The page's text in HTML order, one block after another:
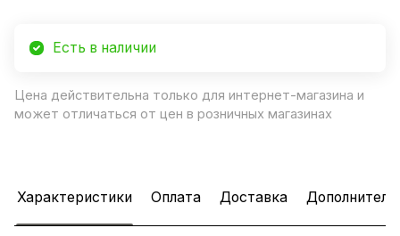
Есть в наличии
Цена действительна только для интернет-магазина и
может отличаться от цен в розничных магазинах
Характеристики Оплата Доставка